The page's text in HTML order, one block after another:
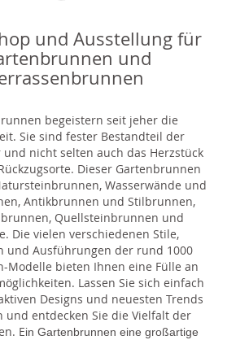
und Ausstellung für
und
begeistern seit jeher die
Sie sind fester Bestandteil der
nicht selten auch das Herzstück
Dieser Gartenbrunnen
Wasserwände und
Antikbrunnen und Stilbrunnen,
Quellsteinbrunnen und
Die vielen verschiedenen Stile,
und Ausführungen der rund 1000
Modelle bieten Ihnen eine Fülle an
Lassen Sie sich einfach
Designs und neuesten Trends
und entdecken Sie die Vielfalt der
Ein Gartenbrunnen eine großartige